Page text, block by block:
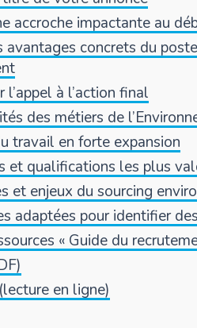
accroche impactante au
avantages concrets du
l’appel à l’action final
des métiers de
travail en forte expansion
et qualifications les plus
et enjeux du sourcing
adaptées pour identifier
« Guide du
en ligne)